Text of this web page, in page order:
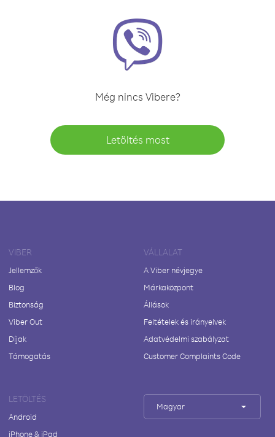
Még nincs Vibere?
Letöltés most
VIBER
Jellemzők
Blog
Biztonság
Viber Out
Díjak
Támogatás
VÁLLALAT
A Viber névjegye
Márkaközpont
Állások
Feltételek és irányelvek
Adatvédelmi szabályzat
Customer Complaints Code
LETÖLTÉS
Android
iPhone & iPad
Magyar